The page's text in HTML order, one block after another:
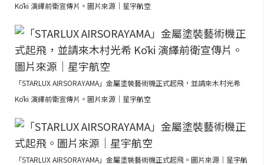
Kōki 演繹前衛宣傳片。圖片來源｜星宇航空
「STARLUX AIRSORAYAMA」金屬塗裝藝術機正式起飛，並請來木村光希
Kōki 演繹前衛宣傳片。圖片來源｜星宇航空
「STARLUX AIRSORAYAMA」金屬塗裝藝術機正式起飛。圖片來源｜星宇航